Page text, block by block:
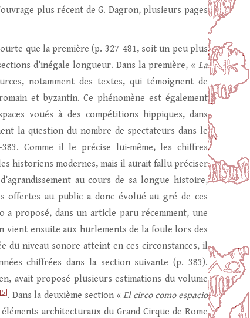
plus récent de G. Dagron, plusieurs pages
que la première (p. 327-481, soit un peu plus
d’inégale longueur. Dans la première, « La
notamment des textes, qui témoignent de
et byzantin. Ce phénomène est également
voués à des compétitions hippiques, dans
la question du nombre de spectateurs dans le
Comme il le précise lui‑même, les chiffres
historiens modernes, mais il aurait fallu préciser
au cours de sa longue histoire,
offertes au public a donc évolué au gré de ces
a proposé, dans un article paru récemment, une
vient ensuite aux hurlements de la foule lors des
du niveau sonore atteint en ces circonstances, il
chiffrées dans la section suivante (p. 383).
avait proposé plusieurs estimations du volume
. Dans la deuxième section «El circo como espacio
architecturaux du Grand Cirque de Rome